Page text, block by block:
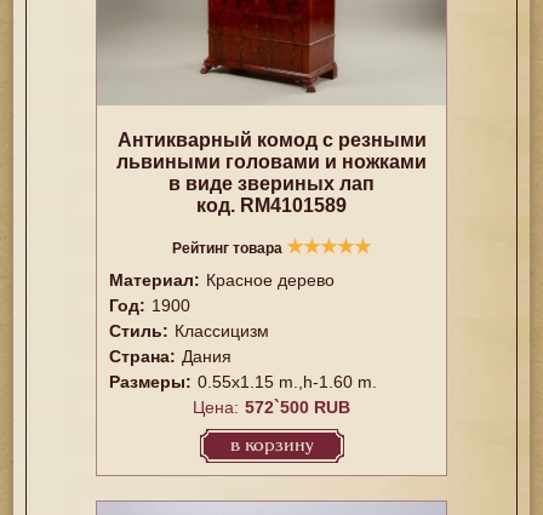
Антикварный комод с резными
львиными головами и ножками
в виде звериных лап
код. RM4101589
Рейтинг товара ★★★★★
Материал: Красное дерево
Год: 1900
Стиль: Классицизм
Страна: Дания
Размеры: 0.55x1.15 m.,h-1.60 m.
Цена: 572`500 RUB
в корзину